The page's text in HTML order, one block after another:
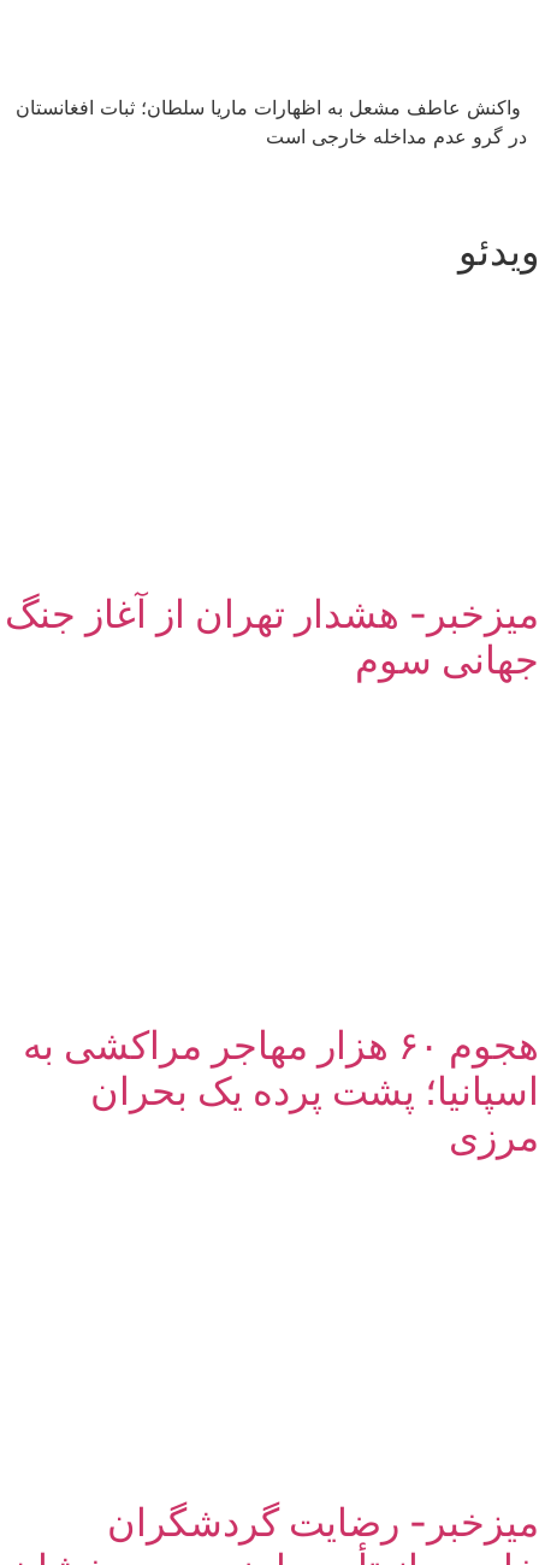
واکنش عاطف مشعل به اظهارات ماریا سلطان؛ ثبات افغانستان
در گرو عدم مداخله خارجی است
ویدئو
میزخبر- هشدار تهران از آغاز جنگ
جهانی سوم
هجوم ۶۰ هزار مهاجر مراکشی به
اسپانیا؛ پشت پرده یک بحران
مرزی
میزخبر- رضایت گردشگران